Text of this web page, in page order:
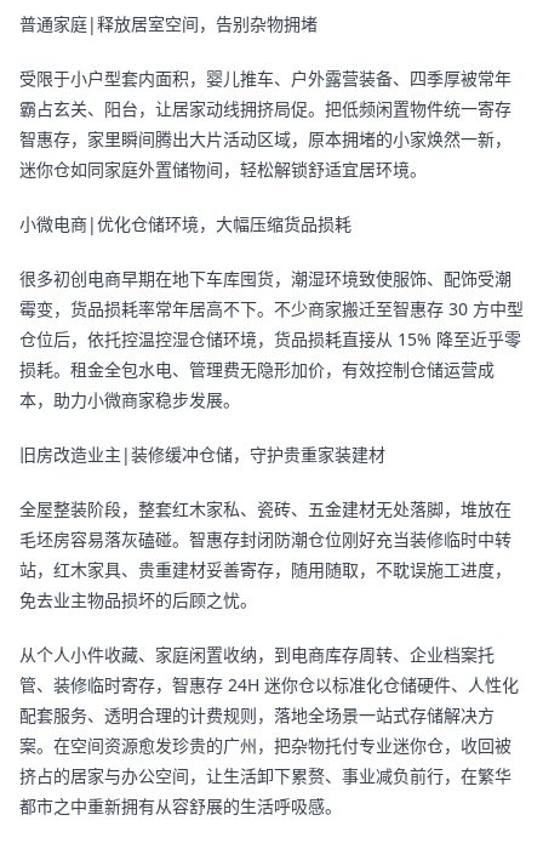
普通家庭|释放居室空间，告别杂物拥堵
受限于小户型套内面积，婴儿推车、户外露营装备、四季厚被常年
霸占玄关、阳台，让居家动线拥挤局促。把低频闲置物件统一寄存
智惠存，家里瞬间腾出大片活动区域，原本拥堵的小家焕然一新，
迷你仓如同家庭外置储物间，轻松解锁舒适宜居环境。
小微电商|优化仓储环境，大幅压缩货品损耗
很多初创电商早期在地下车库囤货，潮湿环境致使服饰、配饰受潮
霉变，货品损耗率常年居高不下。不少商家搬迁至智惠存 30 方中型
仓位后，依托控温控湿仓储环境，货品损耗直接从 15% 降至近乎零
损耗。租金全包水电、管理费无隐形加价，有效控制仓储运营成
本，助力小微商家稳步发展。
旧房改造业主|装修缓冲仓储，守护贵重家装建材
全屋整装阶段，整套红木家私、瓷砖、五金建材无处落脚，堆放在
毛坯房容易落灰磕碰。智惠存封闭防潮仓位刚好充当装修临时中转
站，红木家具、贵重建材妥善寄存，随用随取，不耽误施工进度，
免去业主物品损坏的后顾之忧。
从个人小件收藏、家庭闲置收纳，到电商库存周转、企业档案托
管、装修临时寄存，智惠存 24H 迷你仓以标准化仓储硬件、人性化
配套服务、透明合理的计费规则，落地全场景一站式存储解决方
案。在空间资源愈发珍贵的广州，把杂物托付专业迷你仓，收回被
挤占的居家与办公空间，让生活卸下累赘、事业减负前行，在繁华
都市之中重新拥有从容舒展的生活呼吸感。